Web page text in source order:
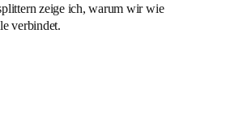
zeige ich, warum wir wie
verbindet.